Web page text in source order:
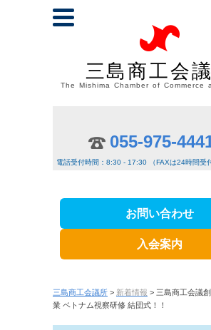
三島商工会
The Mishima Chamber of Commerce
055-975-
電話受付時間：8:30 - 17:30 （FAXは24時間受
お問い合わせ
入会案内
三島商工会議所 > 新着情報 > 三島商工会議
業 ベトナム視察研修 結団式！！